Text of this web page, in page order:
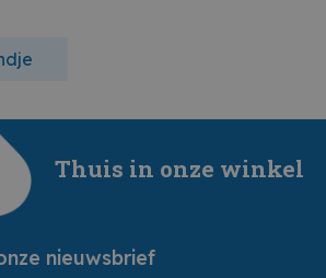
Thuis in onze winkel
nieuwsbrief